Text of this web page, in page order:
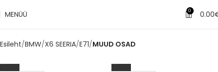
MENÜÜ 0 0.00
Esileht BMW X6 SEERIA E71 MUUD OSAD